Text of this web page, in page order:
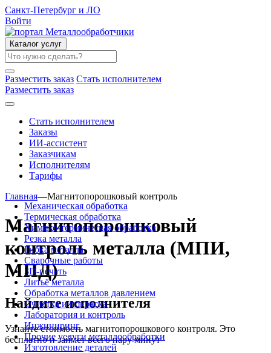
Санкт-Петербург и ЛО
Войти
Каталог услуг
Разместить заказ Стать исполнителем
Разместить заказ
Стать исполнителем
Заказы
ИИ-ассистент
Заказчикам
Исполнителям
Тарифы
Механическая обработка
Термическая обработка
Химико-термическая обработка
Резка металла
Гибка металла
Сварочные работы
3D-печать
Литьё металла
Обработка металлов давлением
Очистка и покраска
Лаборатория и контроль
Инжиниринг
Прочие услуги металлообработки
Изготовление деталей
Главная—Магнитопорошковый контроль
Магнитопорошковый
контроль металла (МПИ,
МПД)
Найдите исполнителя
Узнайте стоимость магнитопорошкового контроля. Это
бесплатно и займет всего пару минут